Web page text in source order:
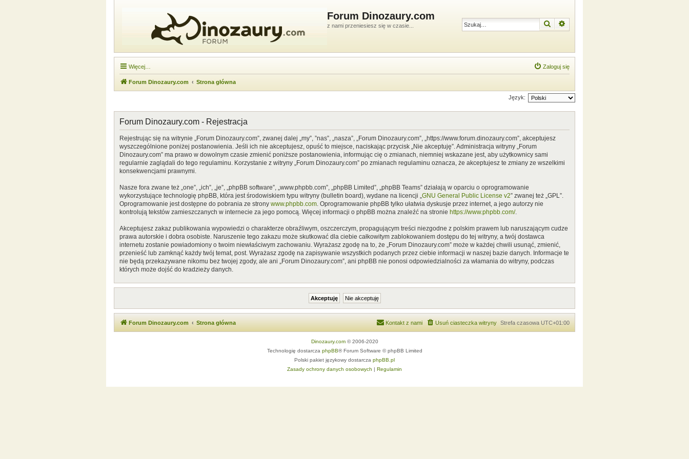
Forum Dinozaury.com
z nami przeniesiesz się w czasie... Szukaj
Więcej… Zaloguj się
Forum Dinozaury.com Strona główna
Język:
Forum Dinozaury.com - Rejestracja
Rejestrując się na witrynie „Forum Dinozaury.com”, zwanej dalej „my”, ”nas”, „nasza”, „Forum Dinozaury.com”, „https://www.forum.dinozaury.com”, akceptujesz
wyszczególnione poniżej postanowienia. Jeśli ich nie akceptujesz, opuść to miejsce, naciskając przycisk „Nie akceptuję”. Administracja witryny „Forum
Dinozaury.com” ma prawo w dowolnym czasie zmienić poniższe postanowienia, informując cię o zmianach, niemniej wskazane jest, aby użytkownicy sami
regularnie zaglądali do tego regulaminu. Korzystanie z witryny „Forum Dinozaury.com” po zmianach regulaminu oznacza, że akceptujesz te zmiany ze wszelkimi
konsekwencjami prawnymi.
Nasze fora zwane też „one”, „ich”, „je”, „phpBB software”, „www.phpbb.com”, „phpBB Limited”, „phpBB Teams” działają w oparciu o oprogramowanie
wykorzystujące technologię phpBB, która jest środowiskiem typu witryny (bulletin board), wydane na licencji „ GNU General Public License v2” zwanej też „GPL”.
Oprogramowanie jest dostępne do pobrania ze strony www.phpbb.com . Oprogramowanie phpBB tylko ułatwia dyskusje przez internet, a jego autorzy nie
kontrolują tekstów zamieszczanych w internecie za jego pomocą. Więcej informacji o phpBB można znaleźć na stronie https://www.phpbb.com/.
Akceptujesz zakaz publikowania wypowiedzi o charakterze obraźliwym, oszczerczym, propagującym treści niezgodne z polskim prawem lub naruszającym cudze
prawa autorskie i dobra osobiste. Naruszenie tego zakazu może skutkować dla ciebie całkowitym zablokowaniem dostępu do tej witryny, a twój dostawca
internetu zostanie powiadomiony o twoim niewłaściwym zachowaniu. Wyrażasz zgodę na to, że „Forum Dinozaury.com” może w każdej chwili usunąć, zmienić,
przenieść lub zamknąć każdy twój temat, post. Wyrażasz zgodę na zapisywanie wszystkich podanych przez ciebie informacji w naszej bazie danych. Informacje te
nie będą przekazywane nikomu bez twojej zgody, ale ani „Forum Dinozaury.com”, ani phpBB nie ponosi odpowiedzialności za włamania do witryny, podczas
których może dojść do kradzieży danych.
Forum Dinozaury.com Strona główna Strefa czasowa UTC+01:00
Usuń ciasteczka witryny
Kontakt z nami
Dinozaury.com© 2006-2020
Technologię dostarcza phpBB® Forum Software © phpBB Limited
Polski pakiet językowy dostarcza phpBB.pl
Zasady ochrony danych osobowych | Regulamin